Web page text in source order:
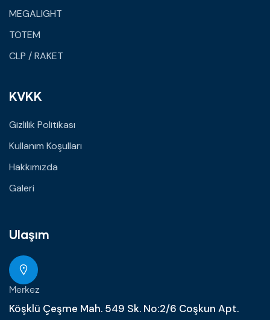
MEGALIGHT
TOTEM
CLP / RAKET
KVKK
Gizlilik Politikası
Kullanım Koşulları
Hakkımızda
Galeri
Ulaşım
Merkez
Köşklü Çeşme Mah. 549 Sk. No:2/6 Coşkun Apt.